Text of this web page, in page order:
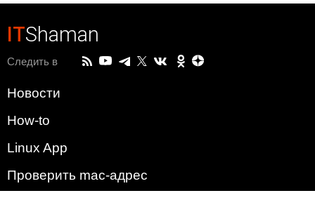
ITShaman
Следить в
Новости
How-to
Linux App
Проверить mac-адрес